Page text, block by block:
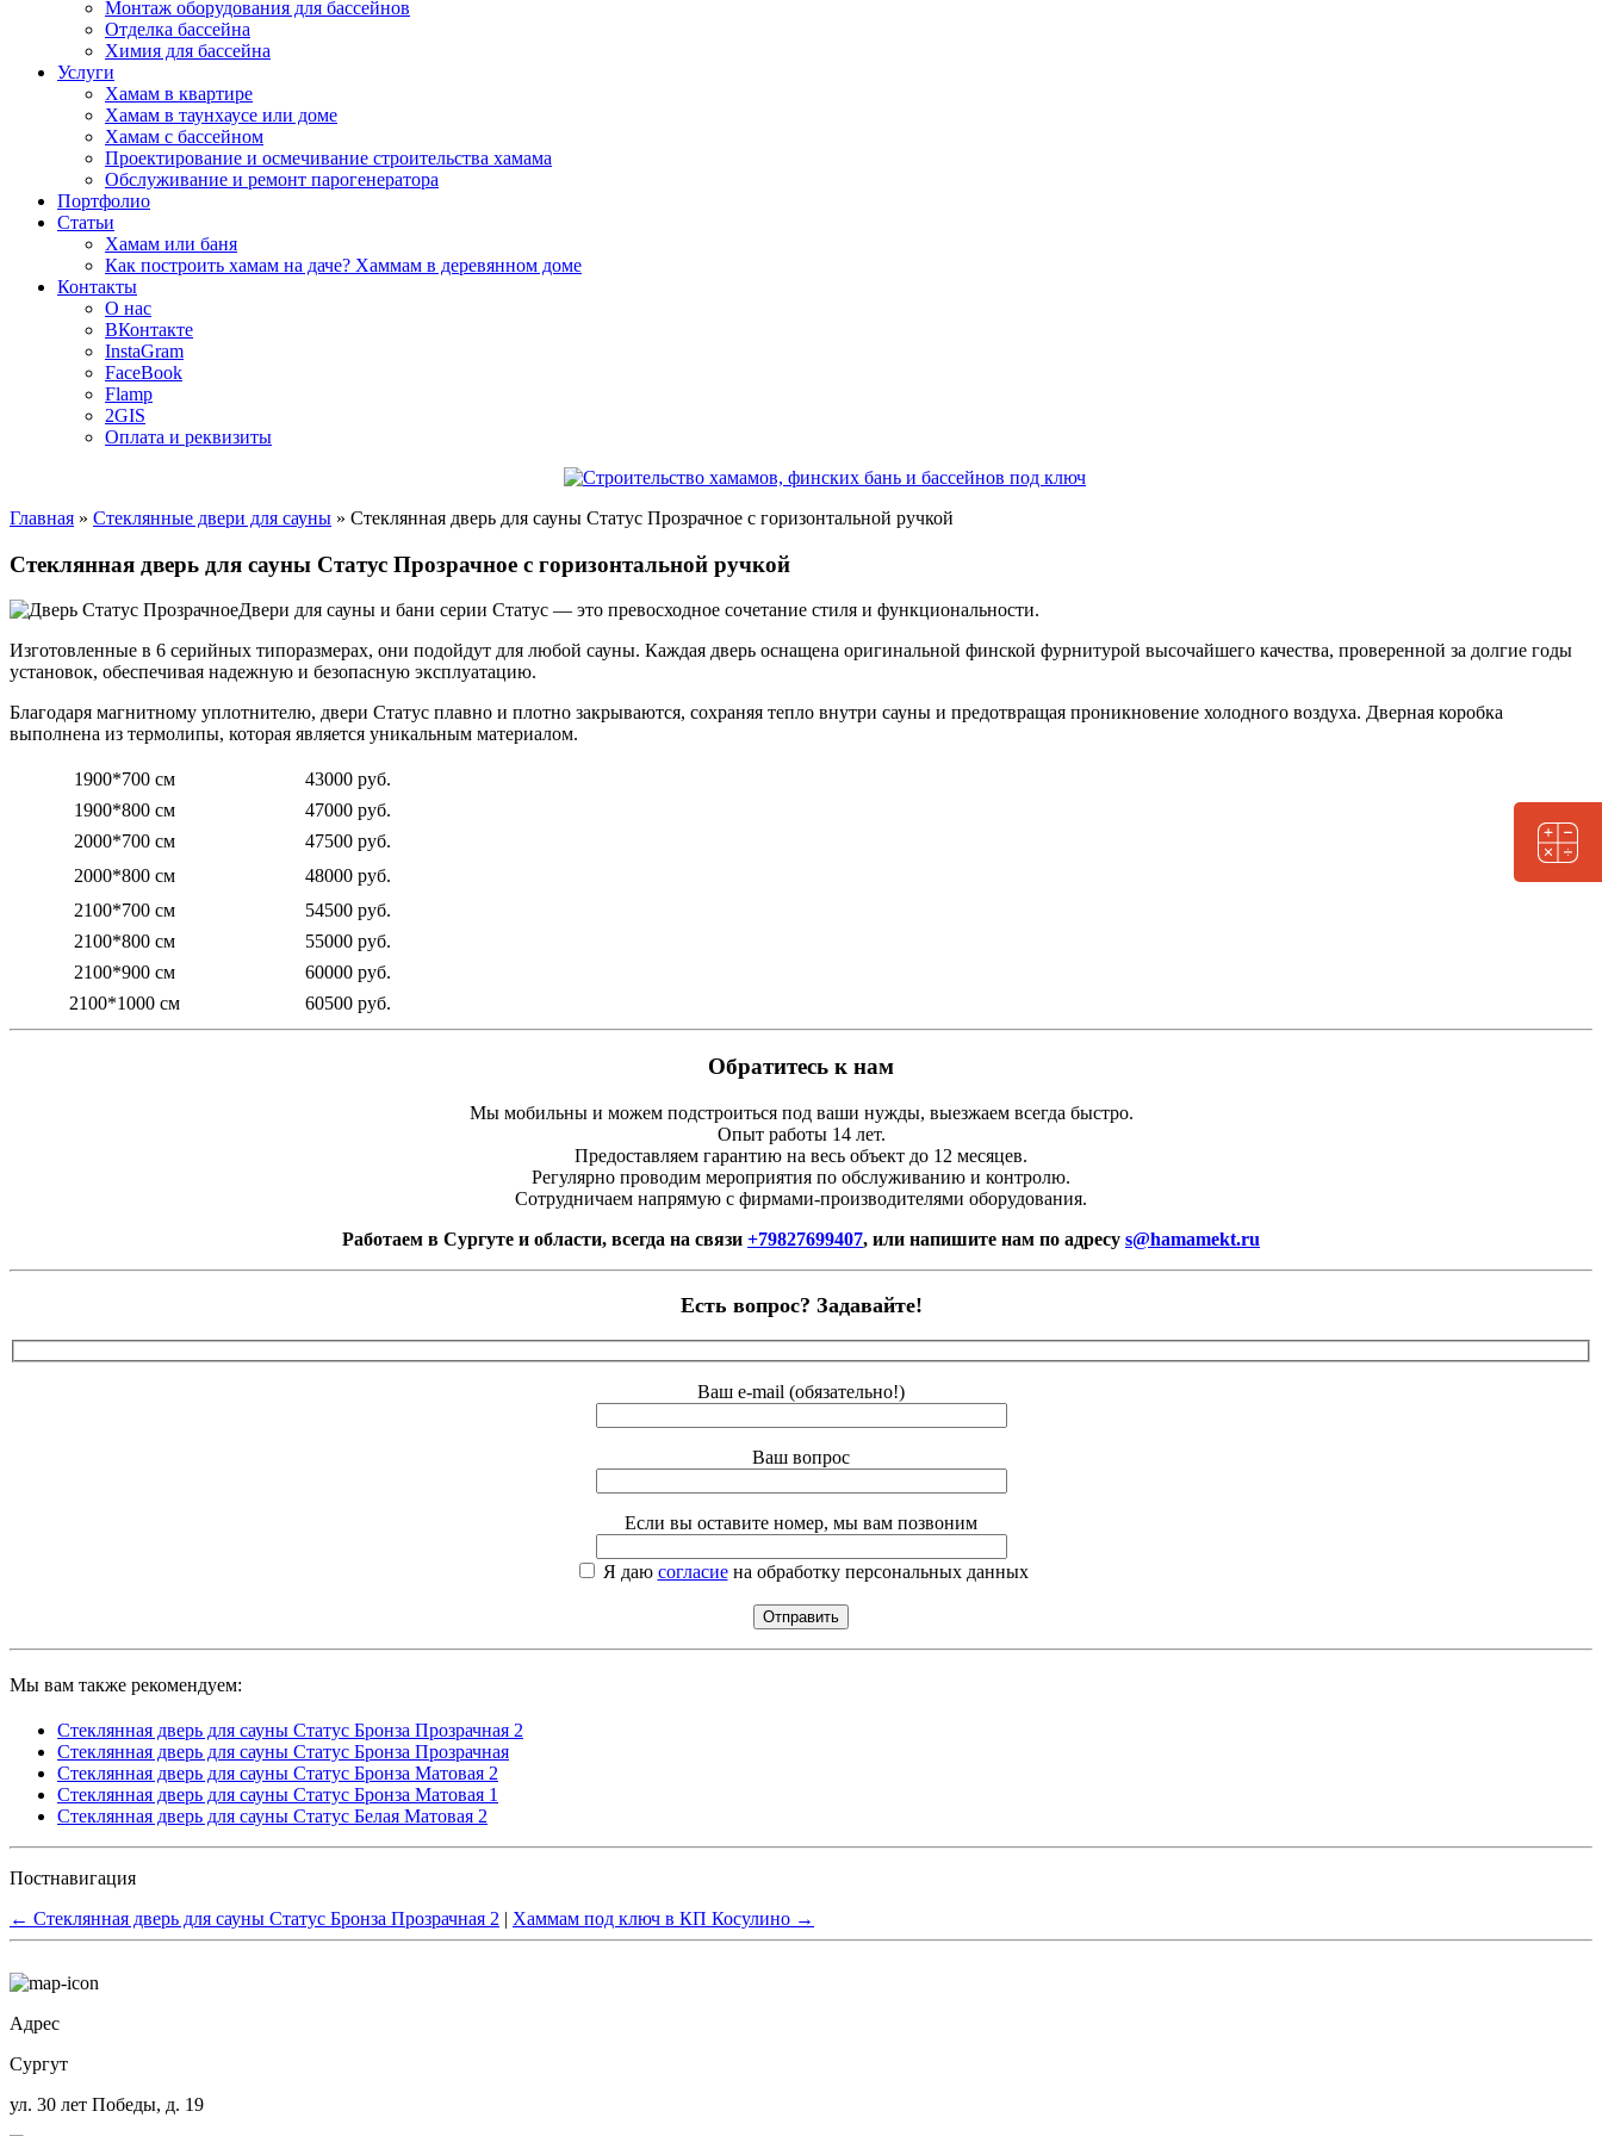
Монтаж оборудования для бассейнов
Отделка бассейна
Химия для бассейна
Услуги
Хамам в квартире
Хамам в таунхаусе или доме
Хамам с бассейном
Проектирование и осмечивание строительства хамама
Обслуживание и ремонт парогенератора
Портфолио
Статьи
Хамам или баня
Как построить хамам на даче? Хаммам в деревянном доме
Контакты
О нас
ВКонтакте
InstaGram
FaceBook
Flamp
2GIS
Оплата и реквизиты
Главная » Стеклянные двери для сауны » Стеклянная дверь для сауны Статус Прозрачное с горизонтальной ручкой
Стеклянная дверь для сауны Статус Прозрачное с горизонтальной ручкой
Двери для сауны и бани серии Статус — это превосходное сочетание стиля и функциональности.
Изготовленные в 6 серийных типоразмерах, они подойдут для любой сауны. Каждая дверь оснащена оригинальной финской фурнитурой высочайшего качества, проверенной за долгие годы
установок, обеспечивая надежную и безопасную эксплуатацию.
Благодаря магнитному уплотнителю, двери Статус плавно и плотно закрываются, сохраняя тепло внутри сауны и предотвращая проникновение холодного воздуха. Дверная коробка
выполнена из термолипы, которая является уникальным материалом.
1900*700 см
43000 руб.
1900*800 см
47000 руб.
2000*700 см
47500 руб.
2000*800 см
48000 руб.
2100*700 см
54500 руб.
2100*800 см
55000 руб.
2100*900 см
60000 руб.
2100*1000 см
60500 руб.
Обратитесь к нам
Мы мобильны и можем подстроиться под ваши нужды, выезжаем всегда быстро.
Опыт работы 14 лет.
Предоставляем гарантию на весь объект до 12 месяцев.
Регулярно проводим мероприятия по обслуживанию и контролю.
Сотрудничаем напрямую с фирмами-производителями оборудования.
Работаем в Сургуте и области, всегда на связи +79827699407, или напишите нам по адресу s@hamamekt.ru
Есть вопрос? Задавайте!
Ваш e-mail (обязательно!)
Ваш вопрос
Если вы оставите номер, мы вам позвоним
Я даю согласиена обработку персональных данных
Мы вам также рекомендуем:
Стеклянная дверь для сауны Статус Бронза Прозрачная 2
Стеклянная дверь для сауны Статус Бронза Прозрачная
Стеклянная дверь для сауны Статус Бронза Матовая 2
Стеклянная дверь для сауны Статус Бронза Матовая 1
Стеклянная дверь для сауны Статус Белая Матовая 2
Постнавигация
← Стеклянная дверь для сауны Статус Бронза Прозрачная 2 Хаммам под ключ в КП Косулино →
Адрес
Сургут
ул. 30 лет Победы, д. 19